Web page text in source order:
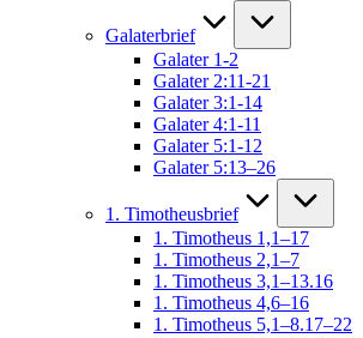
Galaterbrief
Galater 1-2
Galater 2:11-21
Galater 3:1-14
Galater 4:1-11
Galater 5:1-12
Galater 5:13–26
1. Timotheusbrief
1. Timotheus 1,1–17
1. Timotheus 2,1–7
1. Timotheus 3,1–13.16
1. Timotheus 4,6–16
1. Timotheus 5,1–8.17–22